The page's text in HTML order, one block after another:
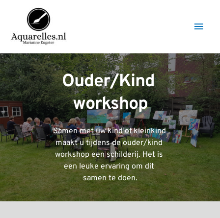
inhoud
Ouder/Kind
workshop
Samen met uw kind of kleinkind
maakt u tijdens de ouder/kind
workshop een schilderij. Het is
een leuke ervaring om dit
samen te doen.